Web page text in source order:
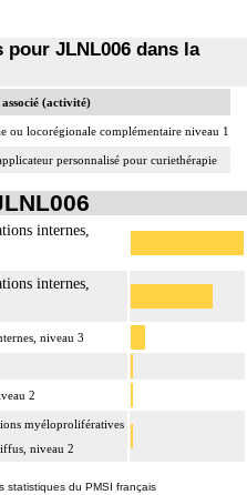
JLNL006 dans la
associé (activité)
ou locorégionale complémentaire niveau 1
personnalisé pour curiethérapie
internes,
internes,
niveau 3
2
myéloprolifératives
niveau 2
statistiques du PMSI français